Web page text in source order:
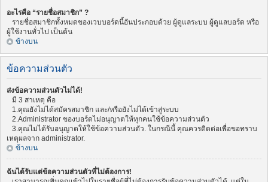
อะไรคือ “รายชื่อสมาชิก” ?
รายชื่อสมาชิกทั้งหมดของเวบบอร์ดนี้อันประกอบด้วย ผู้ดูแลระบบ ผู้ดูแลบอร์ด หรือ
ผู้ใช้งานทั่วไป เป็นต้น
ข้างบน
ข้อความส่วนตัว
ส่งข้อความส่วนตัวไม่ได้!
มี 3 สาเหตุ คือ
1.คุณยังไม่ได้สมัครสมาชิก และ/หรือยังไม่ได้เข้าสู่ระบบ
2.Administrator ของบอร์ดไม่อนุญาตให้ทุกคนใช้ข้อความส่วนตัว
3.คุณไม่ได้รับอนุญาตให้ใช้ข้อความส่วนตัว. ในกรณีนี้ คุณควรติดต่อเพื่อขอทราบ
เหตุผลจาก administrator.
ข้างบน
ฉันได้รับแต่ข้อความส่วนตัวที่ไม่ต้องการ!